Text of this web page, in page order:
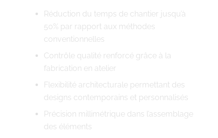
Réduction du temps de chantier jusqu’à
50% par rapport aux méthodes
conventionnelles
Contrôle qualité renforcé grâce à la
fabrication en atelier
Flexibilité architecturale permettant des
designs contemporains et personnalisés
Précision millimétrique dans l’assemblage
des éléments